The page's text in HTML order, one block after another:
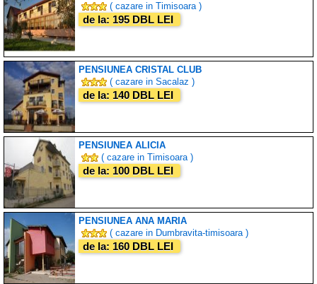
( cazare in Timisoara )
de la: 195 DBL LEI
PENSIUNEA CRISTAL CLUB
( cazare in Sacalaz )
de la: 140 DBL LEI
PENSIUNEA ALICIA
( cazare in Timisoara )
de la: 100 DBL LEI
PENSIUNEA ANA MARIA
( cazare in Dumbravita-timisoara )
de la: 160 DBL LEI